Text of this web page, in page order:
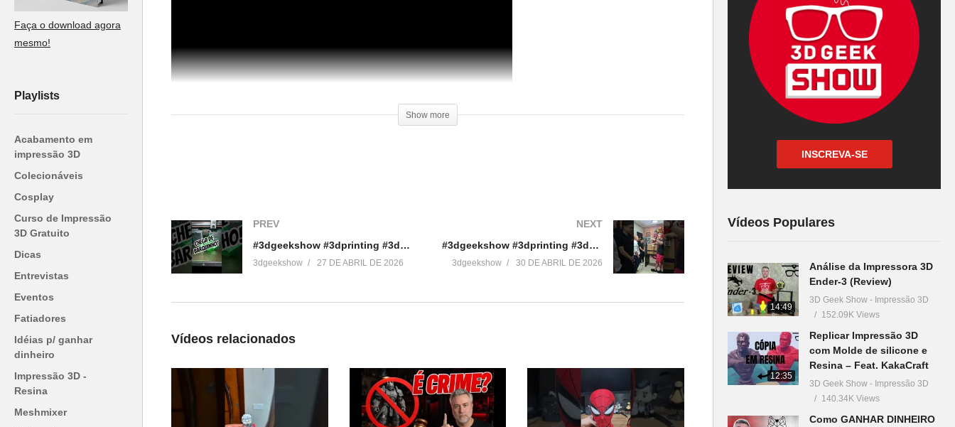
Faça o download agora
mesmo!
Playlists
Acabamento em
impressão 3D
Colecionáveis
Cosplay
Curso de Impressão
3D Gratuito
Dicas
Entrevistas
Eventos
Fatiadores
Idéias p/ ganhar
dinheiro
Impressão 3D -
Resina
Meshmixer
Relacionado
(Boa Impressão 3D)
Impressão 3d
Boa Impressão 3D
Show more
PREV
#3dgeekshow #3dprinting #3dprint #impressão3d #maker
3dgeekshow 27 DE ABRIL DE 2026
NEXT
#3dgeekshow #3dprinting #3dprint #impressão3d #flashforge #maker
3dgeekshow 30 DE ABRIL DE 2026
Vídeos relacionados
INSCREVA-SE
Vídeos Populares
14:49
Análise da Impressora 3D
Ender-3 (Review)
3D Geek Show - Impressão 3D
152.09K Views
12:35
Replicar Impressão 3D
com Molde de silicone e
Resina – Feat. KakaCraft
3D Geek Show - Impressão 3D
140.34K Views
Como GANHAR DINHEIRO